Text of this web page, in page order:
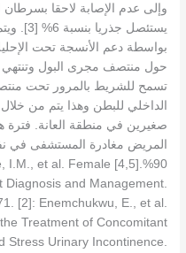
وإلى عدم الإصابة لاحقا بسرطان
يستئصل
بواسطة دعم الأنسجة تحت
حول منتصف مجرى البول وتنتهي
تسمح للشريط بالمرور تحت
الداخلي للبطن وهذا يتم من
I.M., et al. Female
and Management.
[2]: Enemchukwu, E., et al.
Treatment of Concomitant
Stress Urinary Incontinence.